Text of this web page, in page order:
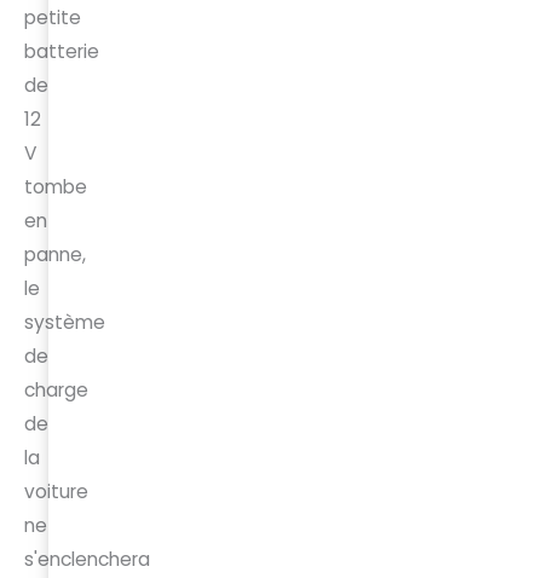
petite
batterie
de
12
V
tombe
en
panne,
le
système
de
charge
de
la
voiture
ne
s'enclenchera